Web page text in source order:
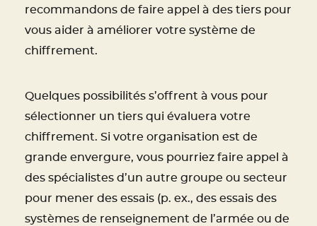
recommandons de faire appel à des tiers pour
vous aider à améliorer votre système de
chiffrement.
Quelques possibilités s’offrent à vous pour
sélectionner un tiers qui évaluera votre
chiffrement. Si votre organisation est de
grande envergure, vous pourriez faire appel à
des spécialistes d’un autre groupe ou secteur
pour mener des essais (p. ex., des essais des
systèmes de renseignement de l’armée ou de